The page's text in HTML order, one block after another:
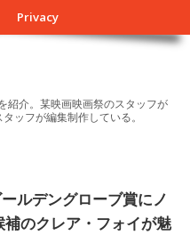
Privacy
紹介。某映画映画祭のスタッフが
ッフが編集制作している。
ルデングローブ賞にノ
のクレア・フォイが魅